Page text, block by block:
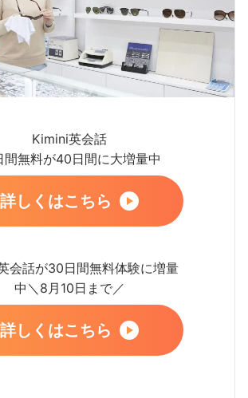
Kimini英会話
間無料が40日間に大増量中
詳しくはこちら
会話が30日間無料体験に増量
中＼8月10日まで／
詳しくはこちら